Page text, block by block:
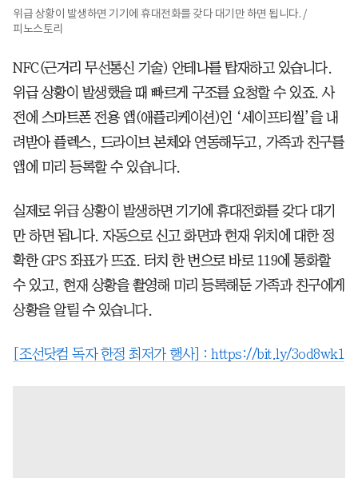
위급 상황이 발생하면 기기에 휴대전화를 갖다 대기만 하면 됩니다. /
피노스토리
NFC(근거리 무선통신 기술) 안테나를 탑재하고 있습니다.
위급 상황이 발생했을 때 빠르게 구조를 요청할 수 있죠. 사
전에 스마트폰 전용 앱(애플리케이션)인 ‘세이프티씰’을 내
려받아 플렉스, 드라이브 본체와 연동해두고, 가족과 친구를
앱에 미리 등록할 수 있습니다.
실제로 위급 상황이 발생하면 기기에 휴대전화를 갖다 대기
만 하면 됩니다. 자동으로 신고 화면과 현재 위치에 대한 정
확한 GPS 좌표가 뜨죠. 터치 한 번으로 바로 119에 통화할
수 있고, 현재 상황을 촬영해 미리 등록해둔 가족과 친구에게
상황을 알릴 수 있습니다.
[조선닷컴 독자 한정 최저가 행사] : https://bit.ly/3od8wk1